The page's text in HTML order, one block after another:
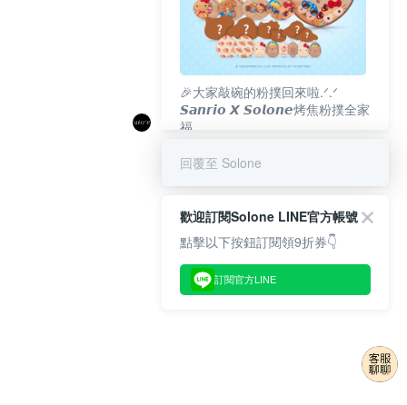
🎉大家敲碗的粉撲回來啦.ᐟ‪‪.ᐟ
𝙎𝙖𝙣𝙧𝙞𝙤 𝙓 𝙎𝙤𝙡𝙤𝙣𝙚烤焦粉撲全家
福
回覆至 Solone
歡迎訂閱Solone LINE官方帳號
點擊以下按鈕訂閱領9折券👇
訂閱官方LINE